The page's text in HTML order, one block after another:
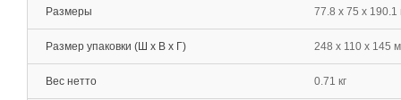
Размеры 77.8 x 75 x
Размер упаковки (Ш х В х Г) 248 x 110 x 145
Вес нетто 0.71 кг